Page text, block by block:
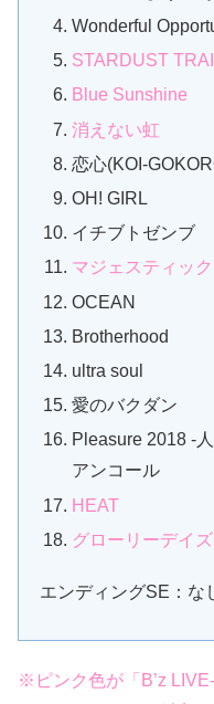
Wonderful
STARDUST
Blue Sunshine
消えない虹
恋心(KOI-
OH! GIRL
イチブトゼンブ
マジェスティック
OCEAN
Brotherhood
ultra soul
愛のバクダン
Pleasure 2018 -
アンコール
HEAT
グローリーデイズ
エンディングSE：な
※ピンク色が「B’z